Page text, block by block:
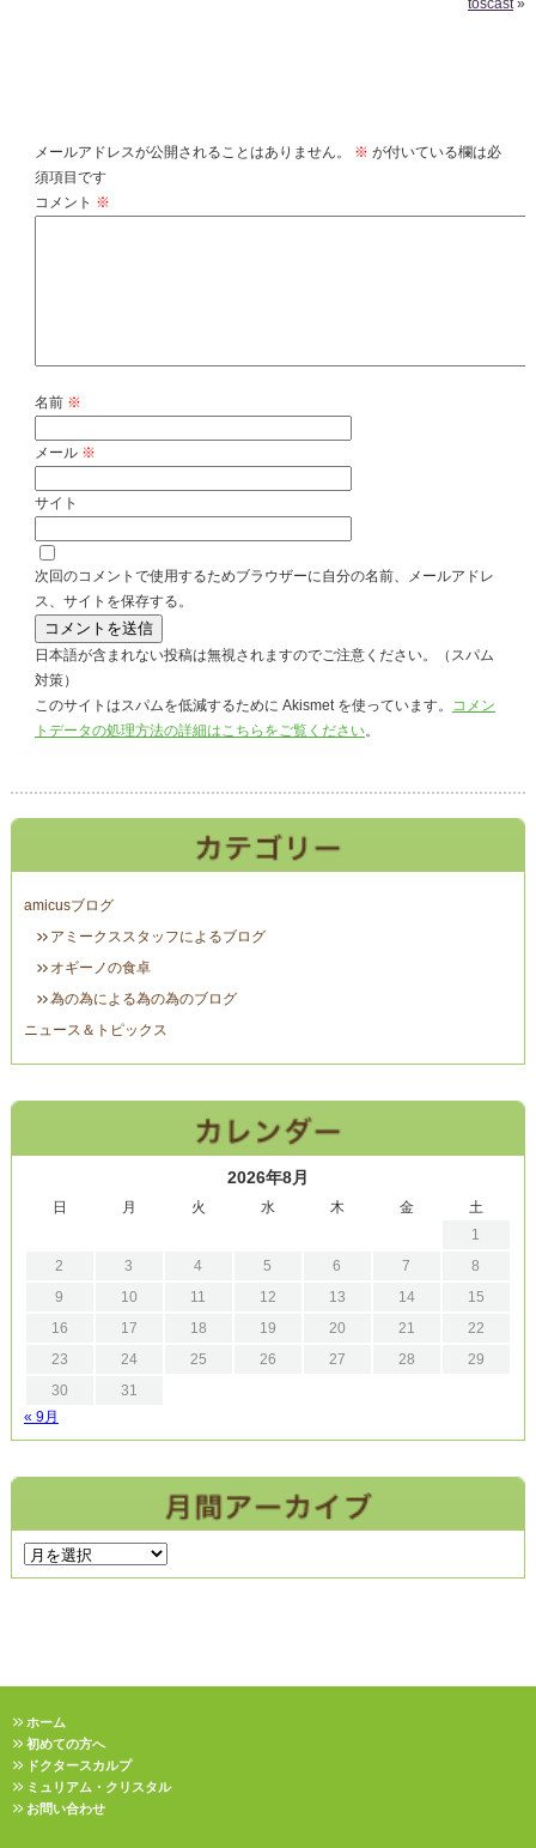
toscast»
メールアドレスが公開されることはありません。 ※ が付いている欄は必
須項目です
コメント ※
名前 ※
メール ※
サイト
次回のコメントで使用するためブラウザーに自分の名前、メールアドレ
ス、サイトを保存する。
日本語が含まれない投稿は無視されますのでご注意ください。（スパム
対策）
このサイトはスパムを低減するために Akismet を使っています。 コメン
トデータの処理方法の詳細はこちらをご覧ください。
amicusブログ
アミークススタッフによるブログ
オギーノの食卓
為の為による為の為のブログ
ニュース＆トピックス
2026年8月
日 月 火 水 木 金
土
1
2
3 4 5 6 7
8
9
10 11 12 13 14
15
16
17 18 19 20 21
22
23
24 25 26 27 28
29
30
31
« 9月
ホーム
初めての方へ
ドクタースカルプ
ミュリアム・クリスタル
お問い合わせ